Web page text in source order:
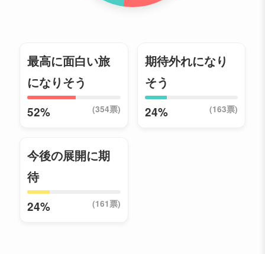
最高に面白い旅
になりそう
52% (354票)
期待外れになり
そう
24% (163票)
今後の展開に期
待
24% (161票)